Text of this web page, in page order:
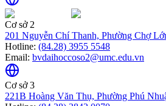
Cơ sở 2
201 Nguyễn Chí Thanh, Phường Chợ
Hotline: (84.28) 3955 5548
Email: bvdaihoccoso2@umc.edu.vn
Cơ sở 3
221B Hoàng Văn Thụ, Phường Phú